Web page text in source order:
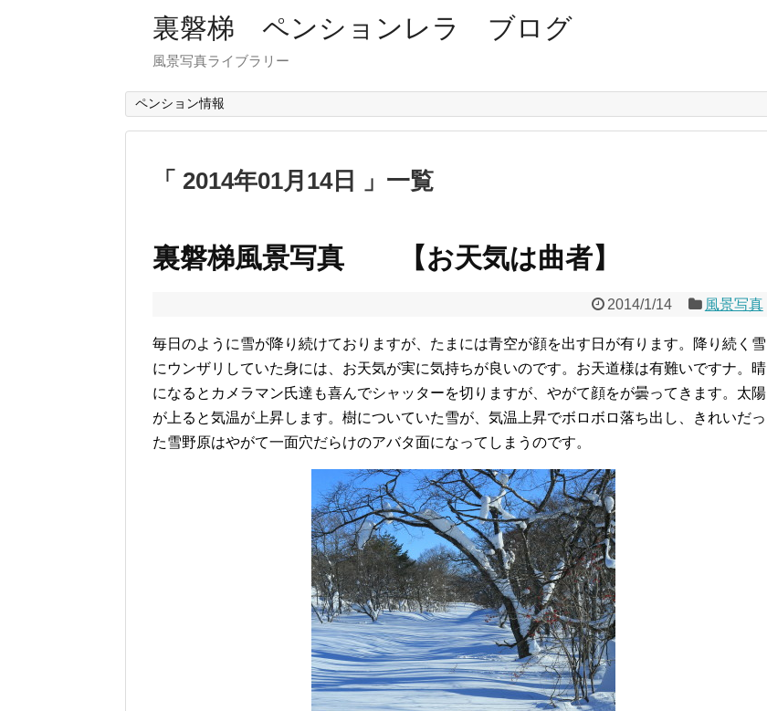
裏磐梯 ペンションレラ ブログ
風景写真ライブラリー
ペンション情報
2014年01月14日 一覧
裏磐梯風景写真 【お天気は曲者】
2014/1/14 風景写真
毎日のように雪が降り続けておりますが、たまには青空が顔を出す日が有ります。降り続く雪
にウンザリしていた身には、お天気が実に気持ちが良いのです。お天道様は有難いですナ。晴
になるとカメラマン氏達も喜んでシャッターを切りますが、やがて顔をが曇ってきます。太陽
が上ると気温が上昇します。樹についていた雪が、気温上昇でボロボロ落ち出し、きれいだっ
た雪野原はやがて一面穴だらけのアバタ面になってしまうのです。